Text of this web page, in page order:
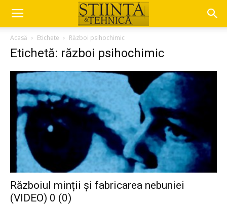
Acasă Etichete Război psihochimic
Etichetă: război psihochimic
Războiul minții și fabricarea nebuniei
(VIDEO) 0 (0)